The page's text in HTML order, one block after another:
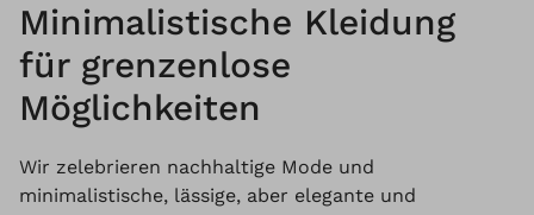
Minimalistische Kleidung
für grenzenlose
Möglichkeiten
Wir zelebrieren nachhaltige Mode und
minimalistische, lässige, aber elegante und